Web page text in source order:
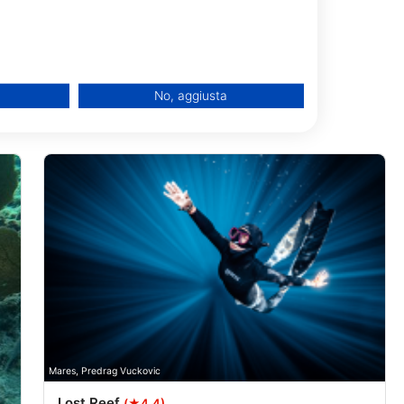
Mares, Predrag Vuckovic
di dati provenienti da
No, aggiusta